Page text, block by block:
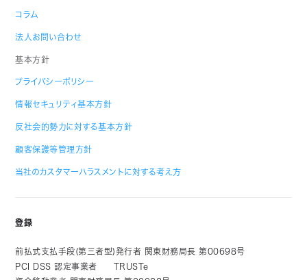
コラム
法人お問い合わせ
基本方針
プライバシーポリシー
情報セキュリティ基本方針
反社会的勢力に対する基本方針
顧客保護等管理方針
当社のカスタマーハラスメントに対する考え方
登録
前払式支払手段(第三者型)発行者 関東財務局長 第00698号
PCI DSS 認定事業者
TRUSTe